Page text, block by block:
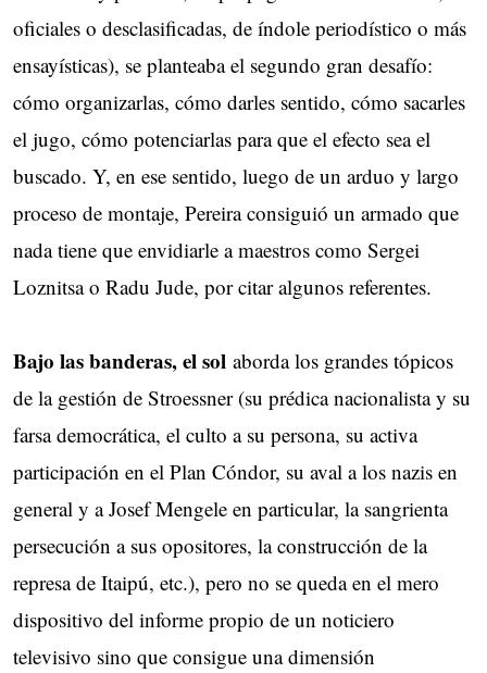
oficiales o desclasificadas, de índole periodístico o más
ensayísticas), se planteaba el segundo gran desafío:
cómo organizarlas, cómo darles sentido, cómo sacarles
el jugo, cómo potenciarlas para que el efecto sea el
buscado. Y, en ese sentido, luego de un arduo y largo
proceso de montaje, Pereira consiguió un armado que
nada tiene que envidiarle a maestros como Sergei
Loznitsa o Radu Jude, por citar algunos referentes.
Bajo las banderas, el sol aborda los grandes tópicos
de la gestión de Stroessner (su prédica nacionalista y su
farsa democrática, el culto a su persona, su activa
participación en el Plan Cóndor, su aval a los nazis en
general y a Josef Mengele en particular, la sangrienta
persecución a sus opositores, la construcción de la
represa de Itaipú, etc.), pero no se queda en el mero
dispositivo del informe propio de un noticiero
televisivo sino que consigue una dimensión